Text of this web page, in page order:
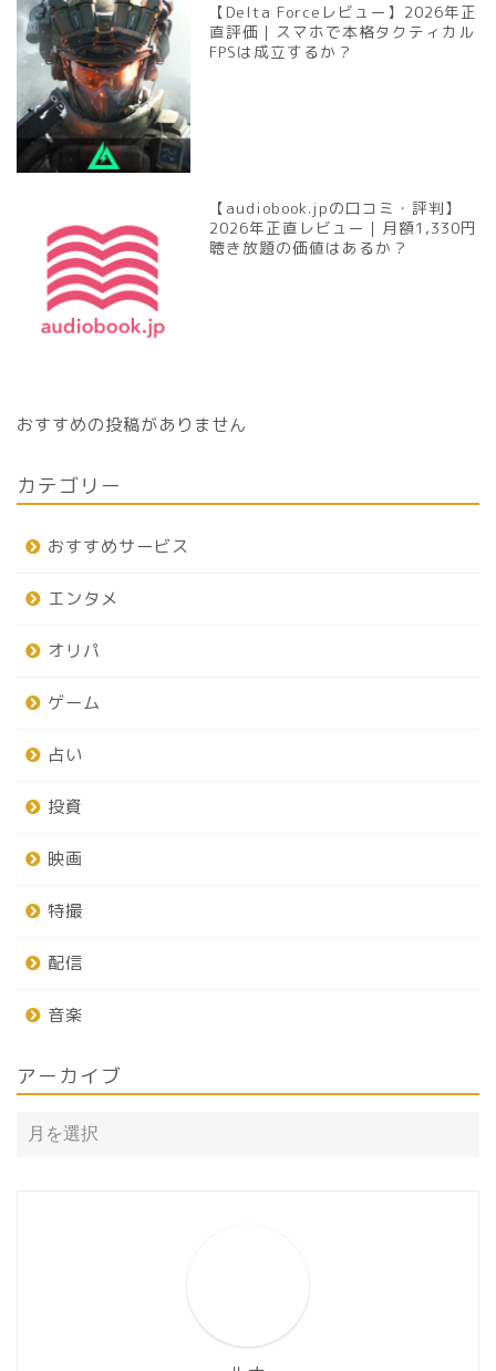
【Delta Forceレビュー】2026年正
直評価｜スマホで本格タクティカル
FPSは成立するか？
【audiobook.jpの口コミ・評判】
2026年正直レビュー｜月額1,330円
聴き放題の価値はあるか？
おすすめの投稿がありません
カテゴリー
おすすめサービス
エンタメ
オリパ
ゲーム
占い
投資
映画
特撮
配信
音楽
アーカイブ